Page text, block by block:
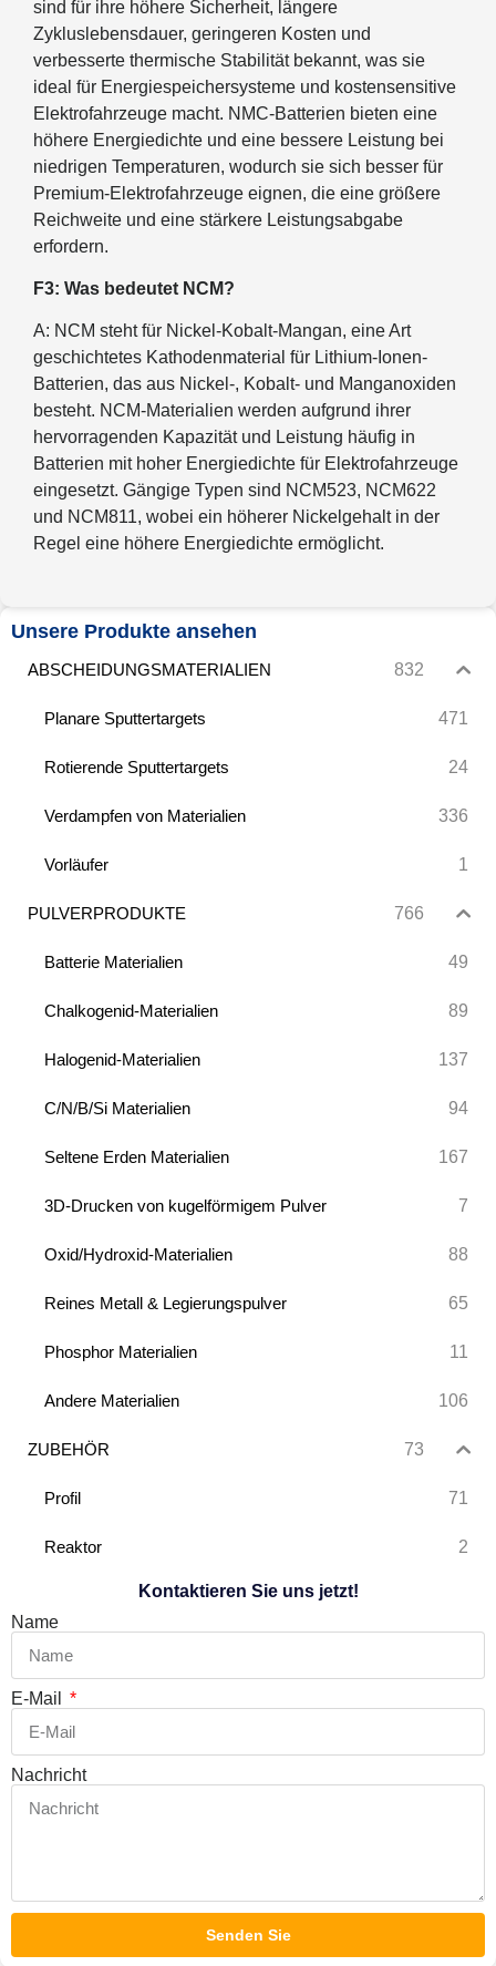
Unsere Produkte ansehen
ABSCHEIDUNGSMATERIALIEN 832
Planare Sputtertargets 471
Rotierende Sputtertargets 24
Verdampfen von Materialien 336
Vorläufer 1
PULVERPRODUKTE 766
Batterie Materialien 49
Chalkogenid-Materialien 89
Halogenid-Materialien 137
C/N/B/Si Materialien 94
Seltene Erden Materialien 167
3D-Drucken von kugelförmigem Pulver 7
Oxid/Hydroxid-Materialien 88
Reines Metall & Legierungspulver 65
Phosphor Materialien 11
Andere Materialien 106
ZUBEHÖR 73
Profil 71
Reaktor 2
Kontaktieren Sie uns jetzt!
Name
E-Mail
Nachricht
Senden Sie
sind für ihre höhere Sicherheit, längere
Zykluslebensdauer, geringeren Kosten und
verbesserte thermische Stabilität bekannt, was sie
ideal für Energiespeichersysteme und kostensensitive
Elektrofahrzeuge macht. NMC-Batterien bieten eine
höhere Energiedichte und eine bessere Leistung bei
niedrigen Temperaturen, wodurch sie sich besser für
Premium-Elektrofahrzeuge eignen, die eine größere
Reichweite und eine stärkere Leistungsabgabe
erfordern.
F3: Was bedeutet NCM?
A: NCM steht für Nickel-Kobalt-Mangan, eine Art
geschichtetes Kathodenmaterial für Lithium-Ionen-
Batterien, das aus Nickel-, Kobalt- und Manganoxiden
besteht. NCM-Materialien werden aufgrund ihrer
hervorragenden Kapazität und Leistung häufig in
Batterien mit hoher Energiedichte für Elektrofahrzeuge
eingesetzt. Gängige Typen sind NCM523, NCM622
und NCM811, wobei ein höherer Nickelgehalt in der
Regel eine höhere Energiedichte ermöglicht.